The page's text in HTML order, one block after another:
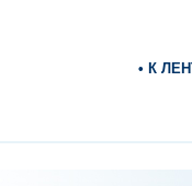
• К